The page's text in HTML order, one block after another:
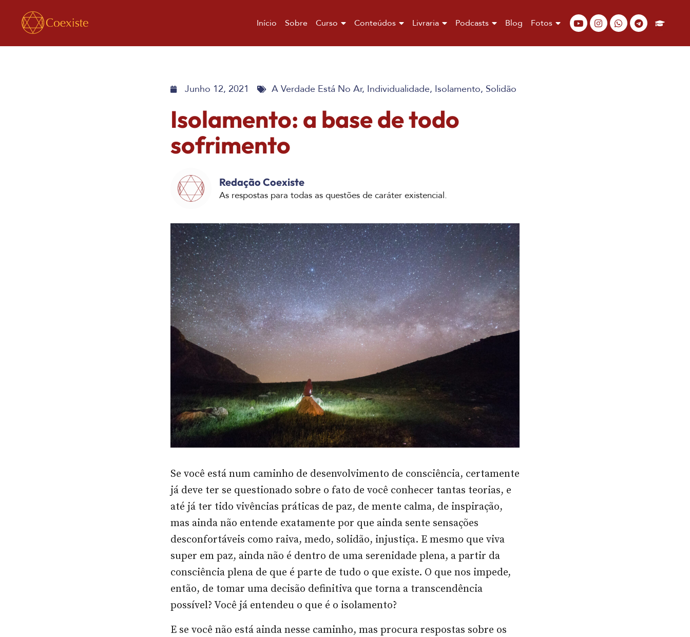
Início Sobre Curso Conteúdos Livraria Podcasts Blog Fotos
Junho 12, 2021 A Verdade Está No Ar, Individualidade, Isolamento, Solidão
Isolamento: a base de todo
sofrimento
Redação Coexiste
As respostas para todas as questões de caráter existencial.
Se você está num caminho de desenvolvimento de consciência, certamente
já deve ter se questionado sobre o fato de você conhecer tantas teorias, e
até já ter tido vivências práticas de paz, de mente calma, de inspiração,
mas ainda não entende exatamente por que ainda sente sensações
desconfortáveis como raiva, medo, solidão, injustiça. E mesmo que viva
super em paz, ainda não é dentro de uma serenidade plena, a partir da
consciência plena de que é parte de tudo o que existe. O que nos impede,
então, de tomar uma decisão definitiva que torna a transcendência
possível? Você já entendeu o que é o isolamento?
E se você não está ainda nesse caminho, mas procura respostas sobre os